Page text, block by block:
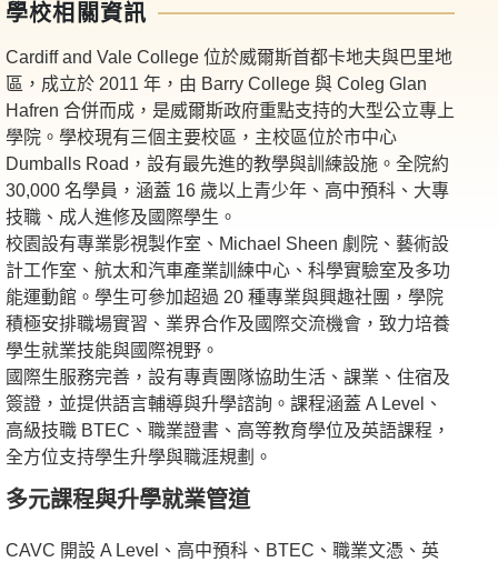
學校相關資訊
Cardiff and Vale College 位於威爾斯首都卡地夫與巴里地
區，成立於 2011 年，由 Barry College 與 Coleg Glan
Hafren 合併而成，是威爾斯政府重點支持的大型公立專上
學院。學校現有三個主要校區，主校區位於市中心
Dumballs Road，設有最先進的教學與訓練設施。全院約
30,000 名學員，涵蓋 16 歲以上青少年、高中預科、大專
技職、成人進修及國際學生。​
校園設有專業影視製作室、Michael Sheen 劇院、藝術設
計工作室、航太和汽車產業訓練中心、科學實驗室及多功
能運動館。學生可參加超過 20 種專業與興趣社團，學院
積極安排職場實習、業界合作及國際交流機會，致力培養
學生就業技能與國際視野。​
國際生服務完善，設有專責團隊協助生活、課業、住宿及
簽證，並提供語言輔導與升學諮詢。課程涵蓋 A Level、
高級技職 BTEC、職業證書、高等教育學位及英語課程，
全方位支持學生升學與職涯規劃。
多元課程與升學就業管道
CAVC 開設 A Level、高中預科、BTEC、職業文憑、英